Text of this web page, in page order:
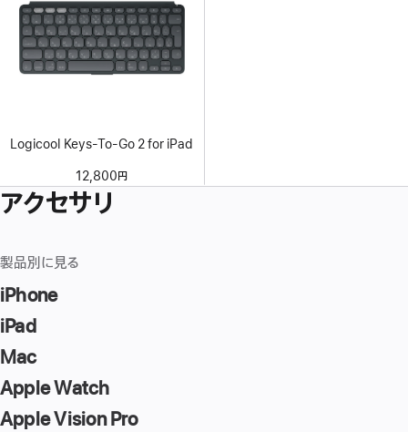
Logicool Keys-To-Go 2 for iPad
12,800円
アクセサリ
製品別に見る
iPhone
iPad
Mac
Apple Watch
Apple Vision Pro